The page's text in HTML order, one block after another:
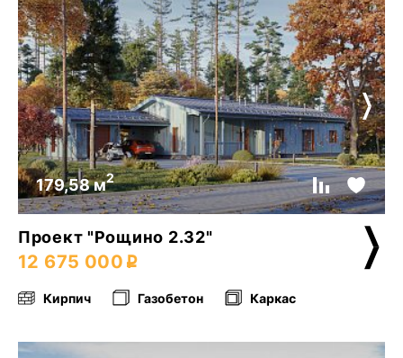
179,58 м2
Проект "Рощино 2.32"
12 675 000
Кирпич Газобетон Каркас